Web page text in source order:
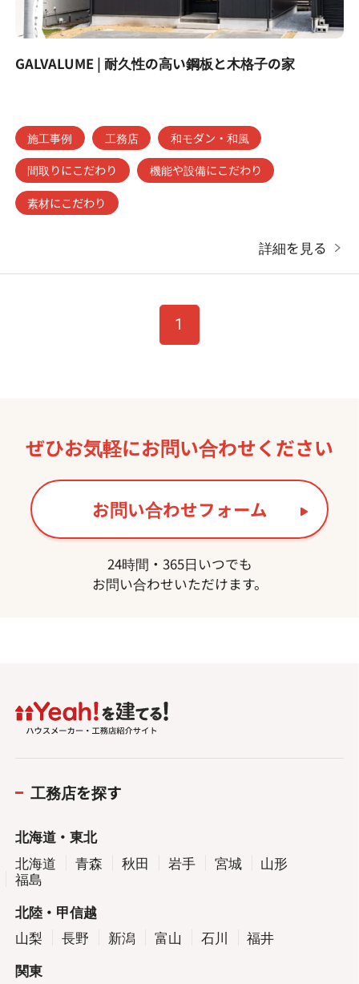
GALVALUME | 耐久性の高い鋼板と木格子の家
施工事例 工務店
和モダン・和風
間取りにこだわり
機能や設備にこだわり
素材にこだわり
詳細を見る
1
ぜひお気軽にお問い合わせください
お問い合わせフォーム
24時間・365日いつでも
お問い合わせいただけます。
工務店を探す
北海道・東北
北海道
青森 秋田 岩手 宮城
山形
福島
北陸・甲信越
山梨
長野 新潟 富山 石川
福井
関東